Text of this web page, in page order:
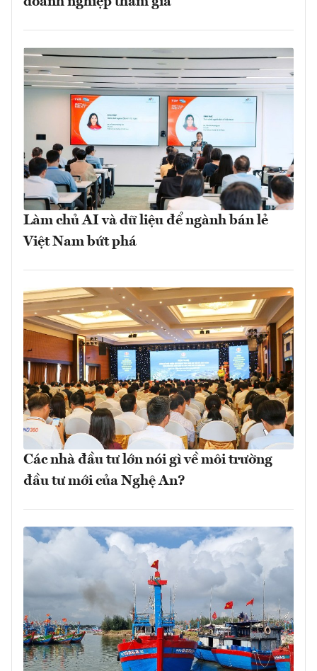
Làm chủ AI và dữ liệu để ngành bán lẻ
Việt Nam bứt phá
Các nhà đầu tư lớn nói gì về môi trường
đầu tư mới của Nghệ An?